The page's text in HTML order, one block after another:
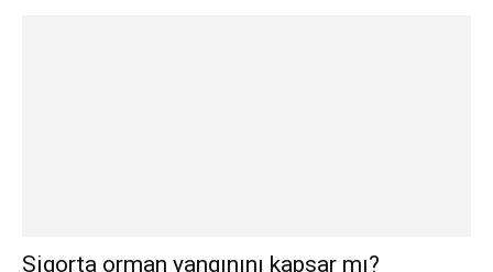
Sigorta orman yangınını kapsar mı?